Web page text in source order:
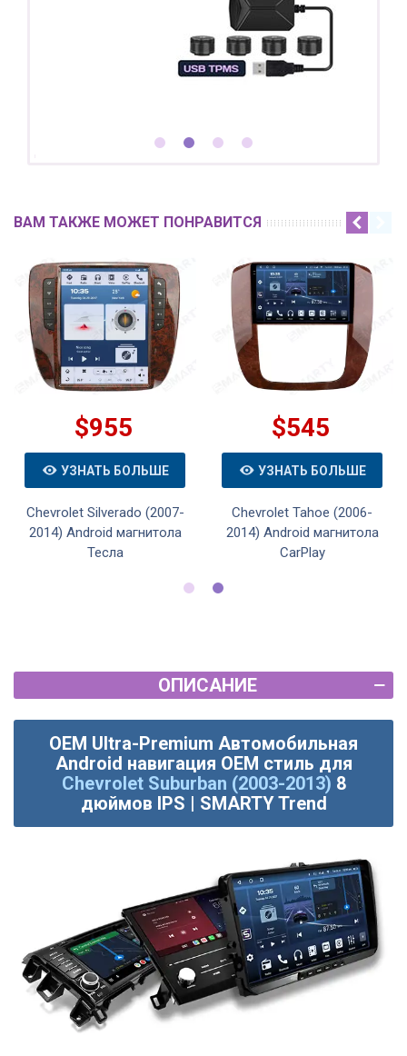
ВАМ ТАКЖЕ МОЖЕТ ПОНРАВИТСЯ
$955
УЗНАТЬ БОЛЬШЕ
Chevrolet Silverado (2007-
2014) Android магнитола
Тесла
$545
УЗНАТЬ БОЛЬШЕ
Chevrolet Tahoe (2006-
2014) Android магнитола
CarPlay
ОПИСАНИЕ
OEM Ultra-Premium Автомобильная
Android навигация OEM стиль для
Chevrolet Suburban (2003-2013) 8
дюймов IPS | SMARTY Trend